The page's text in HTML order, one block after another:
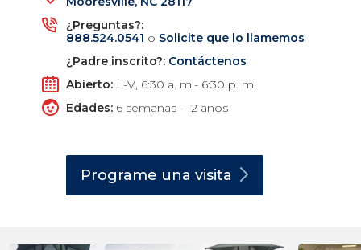
¿Preguntas?:
888.524.0541 o Solicite que lo llamemos
¿Padre inscrito?: Contáctenos
Abierto: L-V, 6:30 a. m.- 6:30 p. m.
Edades: 6 semanas - 12 años
Programe unavisita